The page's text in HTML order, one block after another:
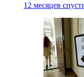
12 месяцев